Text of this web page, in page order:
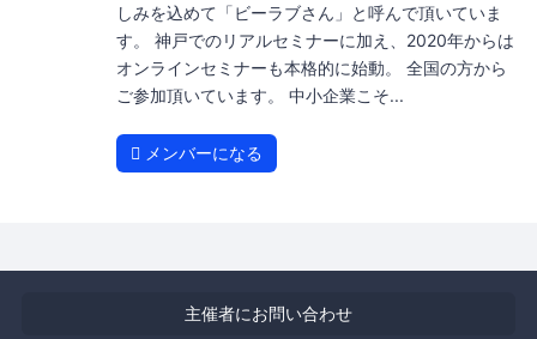
しみを込めて「ビーラブさん」と呼んで頂いていま
す。 神戸でのリアルセミナーに加え、2020年からは
オンラインセミナーも本格的に始動。 全国の方から
ご参加頂いています。 中小企業こそ...
メンバーになる
主催者にお問い合わせ